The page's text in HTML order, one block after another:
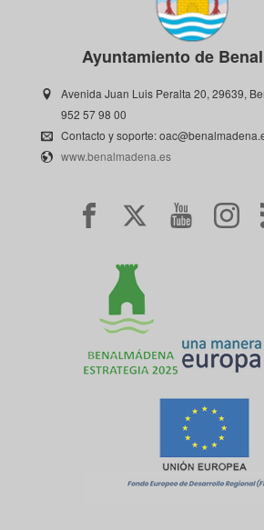
Ayuntamiento de
Avenida Juan Luis Peralta 20, 29639,
952 57 98 00
Contacto y soporte:
www.benalmadena.es